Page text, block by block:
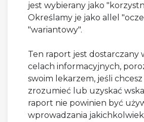
jest wybierany jako
Określamy je jako allel
"wariantowy".
Ten raport jest dostarczany
celach informacyjnych,
swoim lekarzem, jeśli
zrozumieć lub uzyskać
raport nie powinien być
wprowadzania